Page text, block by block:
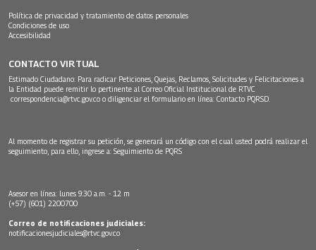
Política de privacidad y tratamiento de datos personales
Condiciones de uso
Accesibilidad
CONTACTO VIRTUAL
Estimado Ciudadano: Para radicar Peticiones, Quejas, Reclamos, Solicitudes y Felicitaciones a
la Entidad puede remitir lo pertinente al Correo Oficial Institucional de RTVC
correspondencia@rtvc.gov.co o diligenciar el formulario en línea: Contacto PQRSD.
Al momento de registrar su petición, se generará un código con el cual usted podrá realizar el
seguimiento, para ello, ingrese a: Seguimiento de PQRS
Asesor en línea: lunes 9:30 a.m. - 12 m
(+57) (601) 2200700
Correo de notificaciones judiciales:
notificacionesjudiciales@rtvc.gov.co